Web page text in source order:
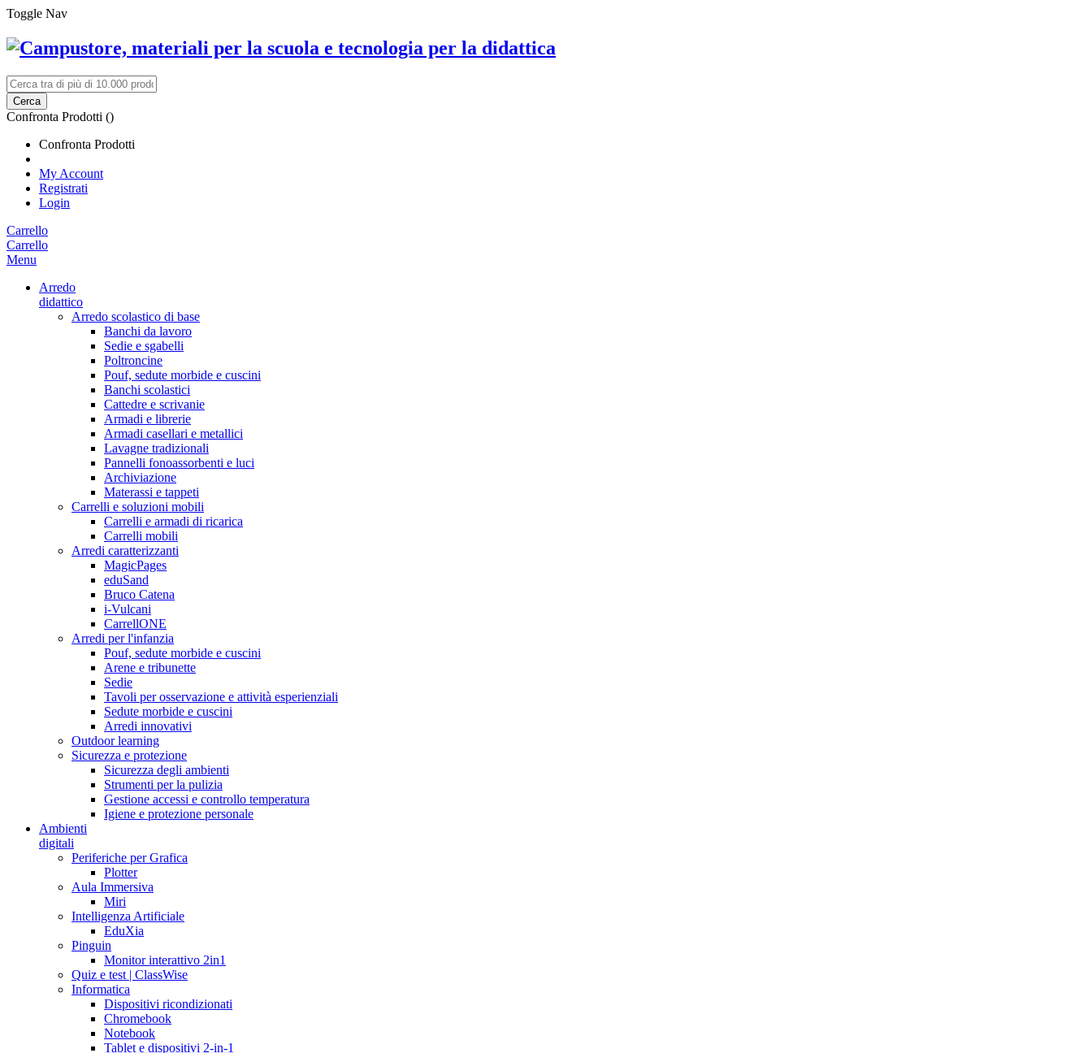
Toggle Nav
Cerca
Confronta Prodotti ()
Confronta Prodotti
My Account
Registrati
Login
Carrello
Carrello
Menu
Arredo
didattico
Arredo scolastico di base
Banchi da lavoro
Sedie e sgabelli
Poltroncine
Pouf, sedute morbide e cuscini
Banchi scolastici
Cattedre e scrivanie
Armadi e librerie
Armadi casellari e metallici
Lavagne tradizionali
Pannelli fonoassorbenti e luci
Archiviazione
Materassi e tappeti
Carrelli e soluzioni mobili
Carrelli e armadi di ricarica
Carrelli mobili
Arredi caratterizzanti
MagicPages
eduSand
Bruco Catena
i-Vulcani
CarrellONE
Arredi per l'infanzia
Pouf, sedute morbide e cuscini
Arene e tribunette
Sedie
Tavoli per osservazione e attività esperienziali
Sedute morbide e cuscini
Arredi innovativi
Outdoor learning
Sicurezza e protezione
Sicurezza degli ambienti
Strumenti per la pulizia
Gestione accessi e controllo temperatura
Igiene e protezione personale
Ambienti
digitali
Periferiche per Grafica
Plotter
Aula Immersiva
Miri
Intelligenza Artificiale
EduXia
Pinguin
Monitor interattivo 2in1
Quiz e test | ClassWise
Informatica
Dispositivi ricondizionati
Chromebook
Notebook
Tablet e dispositivi 2-in-1